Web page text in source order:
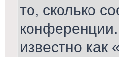
то, сколько
известно как